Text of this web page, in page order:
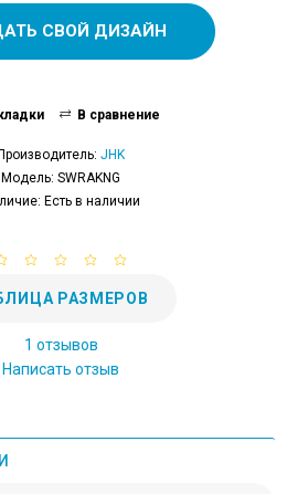
СВОЙ ДИЗАЙН
В сравнение
JHK
Модель: SWRAKNG
Есть в наличии
РАЗМЕРОВ
1 отзывов
Написать отзыв